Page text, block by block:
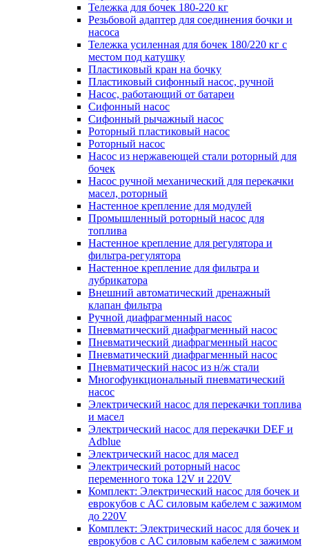
Тележка для бочек 180-220 кг
Резьбовой адаптер для соединения бочки и
насоса
Тележка усиленная для бочек 180/220 кг с
местом под катушку
Пластиковый кран на бочку
Пластиковый сифонный насос, ручной
Насос, работающий от батареи
Сифонный насос
Сифонный рычажный насос
Роторный пластиковый насос
Роторный насос
Насос из нержавеющей стали роторный для
бочек
Насос ручной механический для перекачки
масел, роторный
Настенное крепление для модулей
Промышленный роторный насос для
топлива
Настенное крепление для регулятора и
фильтра-регулятора
Настенное крепление для фильтра и
лубрикатора
Внешний автоматический дренажный
клапан фильтра
Ручной диафрагменный насос
Пневматический диафрагменный насос
Пневматический диафрагменный насос
Пневматический диафрагменный насос
Пневматический насос из н/ж стали
Многофункциональный пневматический
насос
Электрический насос для перекачки топлива
и масел
Электрический насос для перекачки DEF и
Adblue
Электрический насос для масел
Электрический роторный насос
переменного тока 12V и 220V
Комплект: Электрический насос для бочек и
еврокубов с AC силовым кабелем с зажимом
до 220V
Комплект: Электрический насос для бочек и
еврокубов с AC силовым кабелем с зажимом